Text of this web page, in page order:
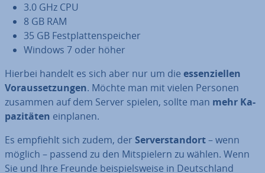
3.0 GHz CPU
8 GB RAM
35 GB Fest­plat­ten­spei­cher
Windows 7 oder höher
Hierbei handelt es sich aber nur um die es­sen­zi­el­len
Vor­aus­set­zun­gen. Möchte man mit vielen Personen
zusammen auf dem Server spielen, sollte man mehr Ka­
pa­zi­tä­ten einplanen.
Es empfiehlt sich zudem, der Ser­ver­stand­ort– wenn
möglich – passend zu den Mit­spie­lern zu wählen. Wenn
Sie und Ihre Freunde bei­spiels­wei­se in Deutsch­land